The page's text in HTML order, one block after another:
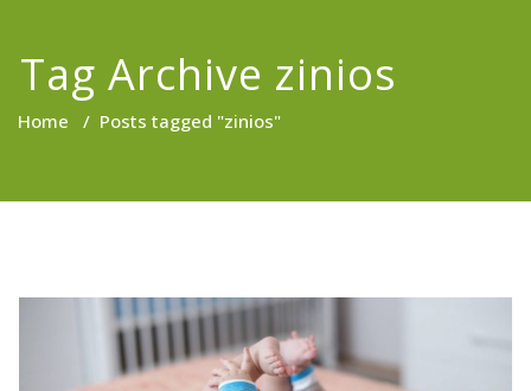
Tag Archive zinios
Home / Posts tagged "zinios"